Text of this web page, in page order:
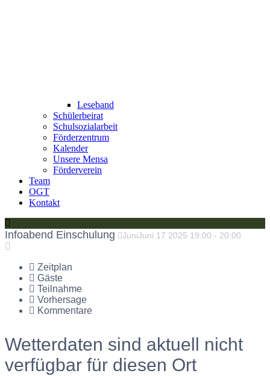
Leseband
Schülerbeirat
Schulsozialarbeit
Förderzentrum
Kalender
Unsere Mensa
Förderverein
Team
OGT
Kontakt
Infoabend Einschulung JuniJuni 17 2025 19:00 - 20:00
Zeitplan
Gäste
Teilnahme
Vorhersage
Kommentare
Wetterdaten sind aktuell nicht
verfügbar für diesen Ort